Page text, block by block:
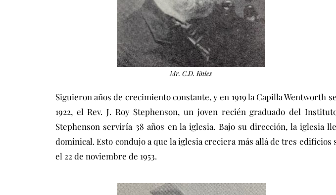
Mr. C.D. Knies
Siguieron años de crecimiento constante, y en 1919 la Capilla
1922, el Rev. J. Roy Stephenson, un joven recién graduado del
Stephenson serviría 38 años en la iglesia. Bajo su dirección, la iglesia
dominical. Esto condujo a que la iglesia creciera más allá de tres
el 22 de noviembre de 1953.